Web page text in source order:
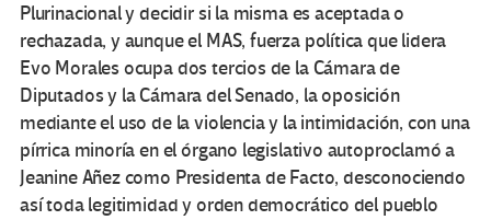
Plurinacional y decidir si la misma es aceptada o
rechazada, y aunque el MAS, fuerza política que lidera
Evo Morales ocupa dos tercios de la Cámara de
Diputados y la Cámara del Senado, la oposición
mediante el uso de la violencia y la intimidación, con una
pírrica minoría en el órgano legislativo autoproclamó a
Jeanine Añez como Presidenta de Facto, desconociendo
así toda legitimidad y orden democrático del pueblo